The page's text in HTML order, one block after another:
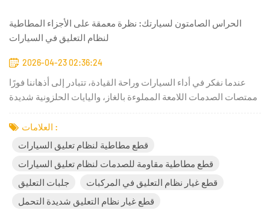
الحراس الصامتون لسيارتك: نظرة معمقة على الأجزاء المطاطية
لنظام التعليق في السيارات
2026-04-23 02:36:24
عندما نفكر في أداء السيارات وراحة القيادة، تتبادر إلى أذهاننا فورًا
ممتصات الصدمات اللامعة المملوءة بالغاز، واليايات الحلزونية شديدة
لقيادة سلسة وهادئة ومتحكم بها هم... مكونات مطاطية سوداء مخفية
العلامات :
قطع مطاطية لنظام تعليق السيارات
قطع مطاطية مقاومة للصدمات لنظام تعليق السيارات
جلبات التعليق
قطع غيار نظام التعليق في المركبات
قطع غيار نظام التعليق شديدة التحمل